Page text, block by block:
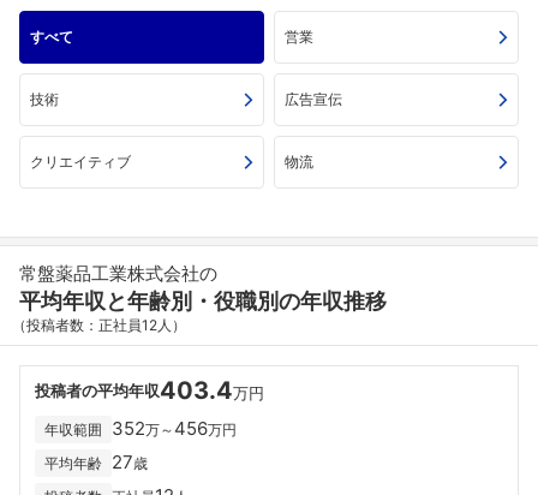
すべて 営業
技術 広告宣伝
クリエイティブ 物流
常盤薬品工業株式会社の
平均年収と年齢別・役職別の年収推移
（投稿者数：正社員12人）
投稿者の平均年収403.4万円
年収範囲 352万～ 456万円
平均年齢 27歳